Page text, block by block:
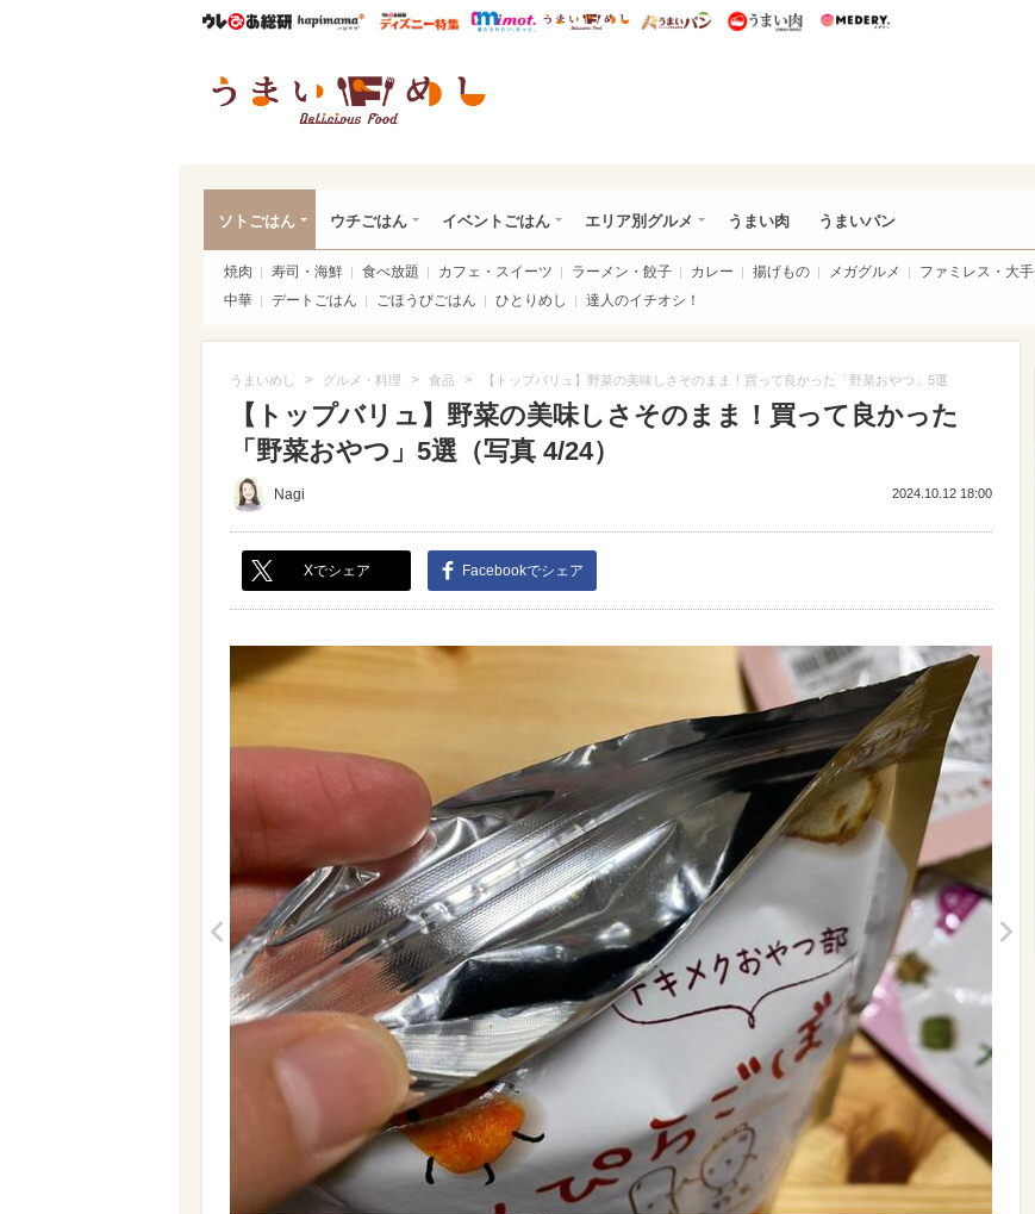
ウレぴあ総研ハピママ* ウレぴあ総研 ディズニー特集
mimot. うまいめし うまいパン うまい肉
ソトごはん ウチごはん イベントごはん エリア別グルメ うまい肉 うまいパン
焼肉 寿司・海鮮 食べ放題 カフェ・スイーツ ラーメン・餃子 カレー 揚げもの メガグルメ ファミレス・大
中華
デートごはん ごほうびごはん ひとりめし 達人のイチオシ！
うまいめし > グルメ・料理 > 食品 > 【トップバリュ】野菜の美味しさそのまま！買って良かった「野菜おやつ」5選
【トップバリュ】野菜の美味しさそのまま！買って良かった
「野菜おやつ」5選（写真 4/24）
Nagi 2024.10.12 18:00
Xでシェア Facebookでシェア